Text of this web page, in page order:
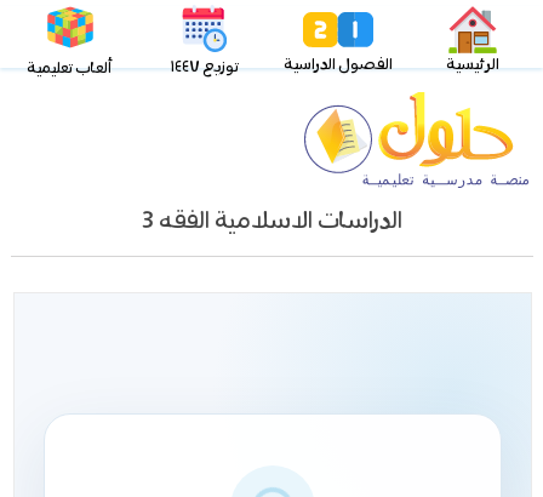
الرئيسية الفصول الدراسية توزيع ١٤٤٧ ألعاب تعليمية
الدراسات الاسلامية الفقه 3